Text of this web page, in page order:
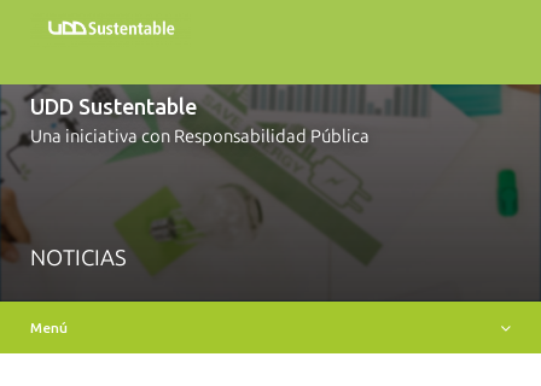
UDD Sustentable
Una iniciativa con Responsabilidad Pública
NOTICIAS
Menú
Campus Sustentable
Academia
Compromisos y Políticas
Contacto